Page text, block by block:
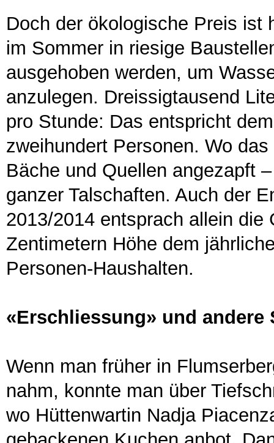
Doch der ökologische Preis ist
im Sommer in riesige
ausgehoben werden, um
anzulegen. Dreissigtausend
pro Stunde: Das entspricht
zweihundert Personen. Wo
Bäche und Quellen angezapft
ganzer Talschaften. Auch der
2013/2014 entsprach allein
Zentimetern Höhe dem
Personen-Haushalten.
«Erschliessung» und
Wenn man früher in
nahm, konnte man über
wo Hüttenwartin Nadja